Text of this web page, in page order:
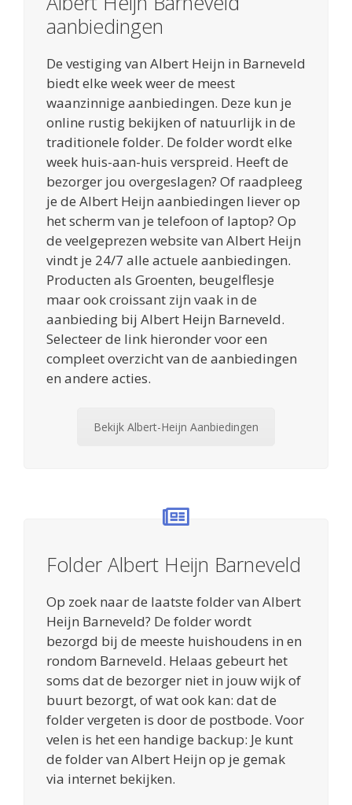
aanbiedingen
De vestiging van Albert Heijn in Barneveld
biedt elke week weer de meest
waanzinnige aanbiedingen. Deze kun je
online rustig bekijken of natuurlijk in de
traditionele folder. De folder wordt elke
week huis-aan-huis verspreid. Heeft de
bezorger jou overgeslagen? Of raadpleeg
je de Albert Heijn aanbiedingen liever op
het scherm van je telefoon of laptop? Op
de veelgeprezen website van Albert Heijn
vindt je 24/7 alle actuele aanbiedingen.
Producten als Groenten, beugelflesje
maar ook croissant zijn vaak in de
aanbieding bij Albert Heijn Barneveld.
Selecteer de link hieronder voor een
compleet overzicht van de aanbiedingen
en andere acties.
Bekijk Albert-Heijn Aanbiedingen
Folder Albert Heijn Barneveld
Op zoek naar de laatste folder van Albert
Heijn Barneveld? De folder wordt
bezorgd bij de meeste huishoudens in en
rondom Barneveld. Helaas gebeurt het
soms dat de bezorger niet in jouw wijk of
buurt bezorgt, of wat ook kan: dat de
folder vergeten is door de postbode. Voor
velen is het een handige backup: Je kunt
de folder van Albert Heijn op je gemak
via internet bekijken.